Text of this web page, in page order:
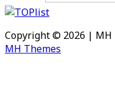
Copyright © 2026 | MH
MH Themes